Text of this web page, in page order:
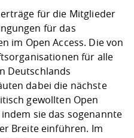
Friends
für die Mitglieder
für das
im Open Access. Die von
für alle
Deutschlands
dabei die nächste
gewollten Open
sie das sogenannte
Breite einführen. Im